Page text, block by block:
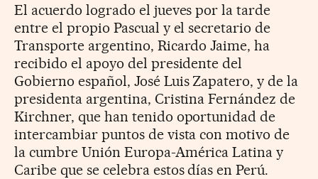
El acuerdo logrado el jueves por la tarde
entre el propio Pascual y el secretario de
Transporte argentino, Ricardo Jaime, ha
recibido el apoyo del presidente del
Gobierno español, José Luis Zapatero, y de la
presidenta argentina, Cristina Fernández de
Kirchner, que han tenido oportunidad de
intercambiar puntos de vista con motivo de
la cumbre Unión Europa-América Latina y
Caribe que se celebra estos días en Perú.